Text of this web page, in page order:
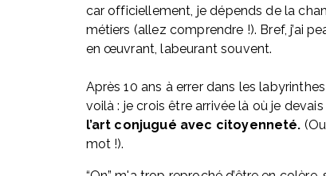
car officiellement, je dépends de la
métiers (allez comprendre !). Bref, j’ai
en œuvrant, labeurant souvent.
Après 10 ans à errer dans les
voilà : je crois être arrivée là où je devais
l’art conjugué avec citoyenneté.
mot !).